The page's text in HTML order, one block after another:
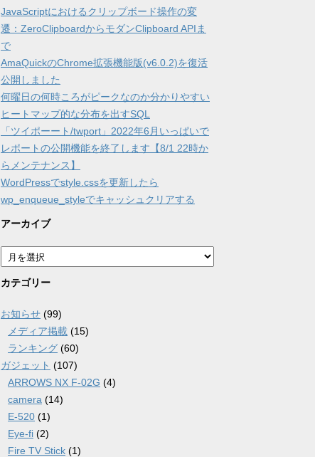
JavaScriptにおけるクリップボード操作の変
遷：ZeroClipboardからモダンClipboard APIま
で
AmaQuickのChrome拡張機能版(v6.0.2)を復活
公開しました
何曜日の何時ころがピークなのか分かりやすい
ヒートマップ的な分布を出すSQL
「ツイポーート/twport」2022年6月いっぱいで
レポートの公開機能を終了します【8/1 22時か
らメンテナンス】
WordPressでstyle.cssを更新したら
wp_enqueue_styleでキャッシュクリアする
アーカイブ
ア
ー
カ
ブ
カテゴリー
お知らせ (99)
メディア掲載 (15)
ランキング (60)
ガジェット (107)
ARROWS NX F-02G (4)
camera (14)
E-520 (1)
Eye-fi (2)
Fire TV Stick (1)